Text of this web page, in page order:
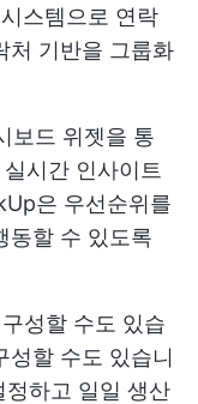
스템으로 연락
처 기반을 그룹화
보드 위젯을 통
시간 인사이트
은 우선순위를
동할 수 있도록
성할 수도 있습
성할 수도 있습니
하고 일일 생산